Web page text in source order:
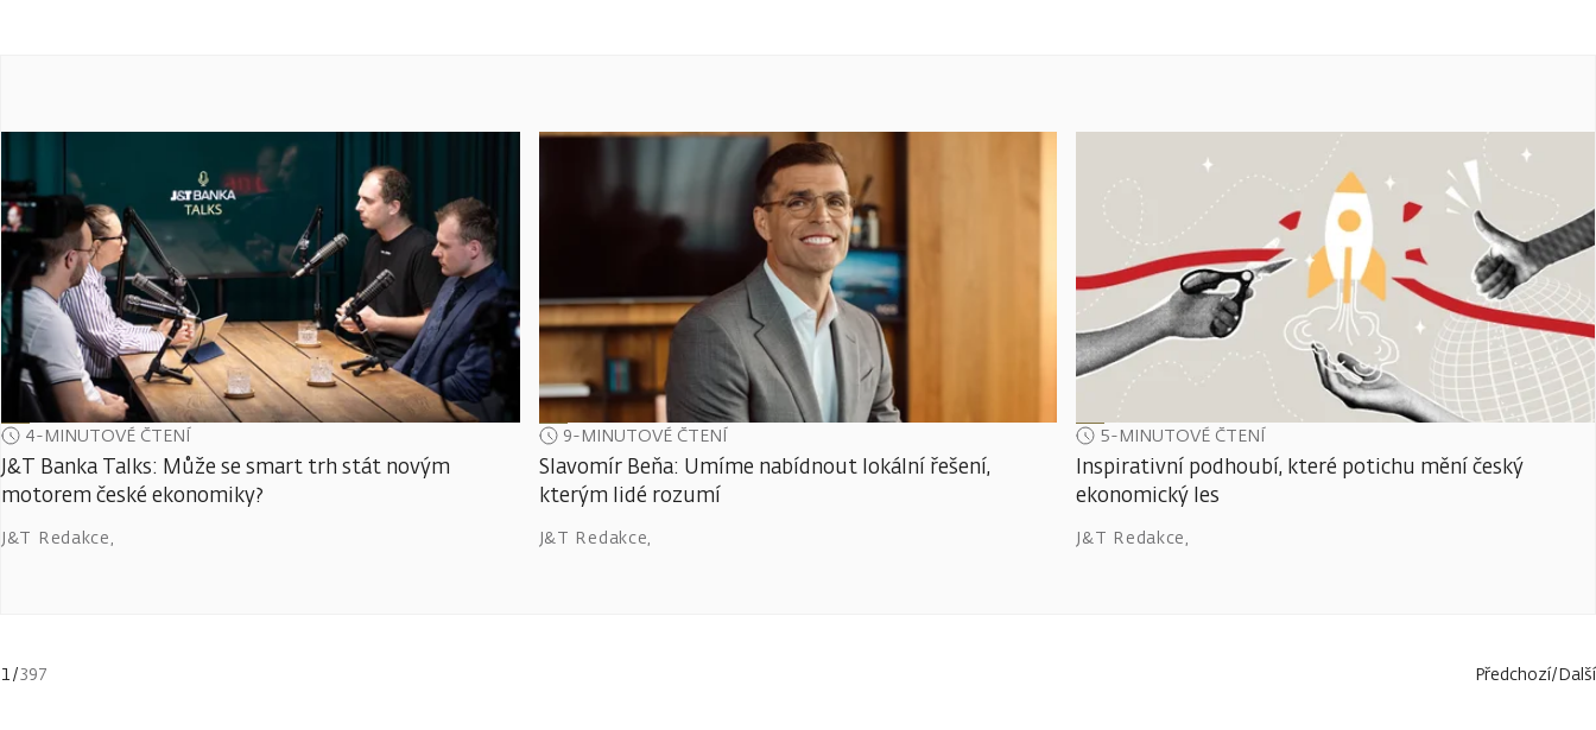
4-MINUTOVÉ ČTENÍ
J&T Banka Talks: Může se smart trh stát novým
motorem české ekonomiky?
J&T Redakce,
9-MINUTOVÉ ČTENÍ
Slavomír Beňa: Umíme nabídnout lokální řešení,
kterým lidé rozumí
J&T Redakce,
5-MINUTOVÉ ČTENÍ
Inspirativní podhoubí, které potichu mění český
ekonomický les
J&T Redakce,
1/397 Předchozí/Další